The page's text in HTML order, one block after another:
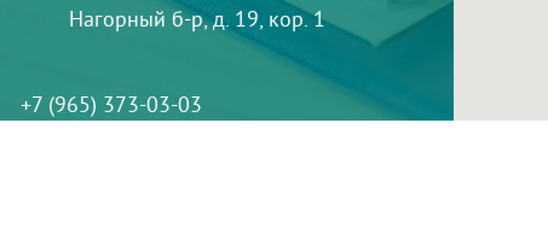
Нагорный б-р, д. 19, кор. 1
+7 (965) 373-03-03